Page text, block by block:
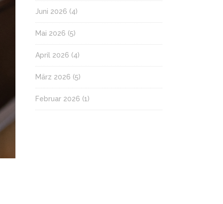
Juni 2026 (4)
Mai 2026 (5)
April 2026 (4)
März 2026 (5)
Februar 2026 (1)